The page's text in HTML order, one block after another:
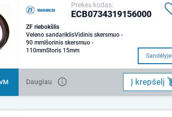
Prekės kodas:
ECB0734319156000
ZF riebokšlis
Veleno sandariklisVidinis skersmuo -
90 mmIšorinis skersmuo -
110mmStoris 15mm
Sandėlyje
Daugiau Į krepšelį